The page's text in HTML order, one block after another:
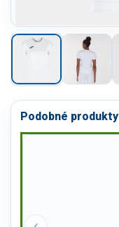
Podobné produkty